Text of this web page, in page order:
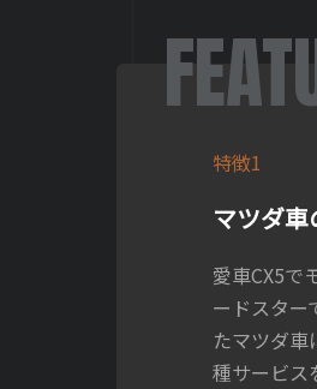
特徴1
マツダ
愛車CX5で
ードスター
たマツダ
種サービス